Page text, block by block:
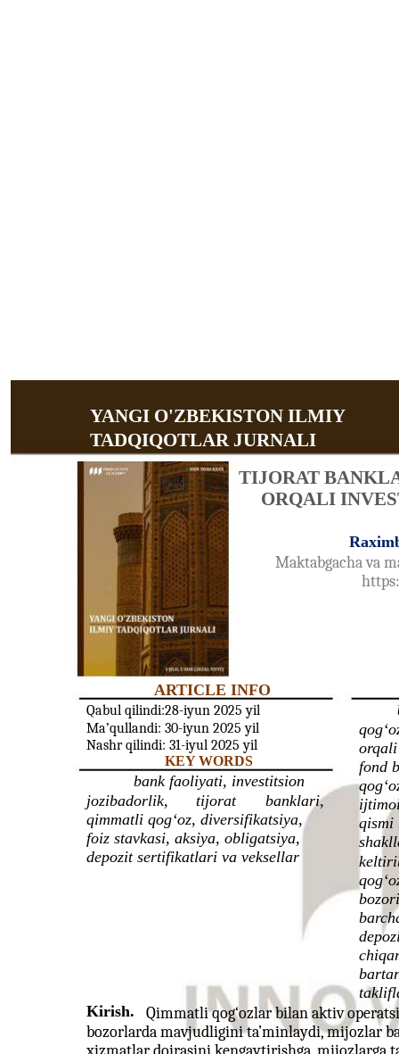
YANGI O'ZBEKISTON ILMIY
TADQIQOTLAR JURNALI
TIJORAT
ORQALI
Maktabgacha va
ARTICLE INFO
Qabul qilindi:28-iyun 2025 yil
Ma’qullandi: 30-iyun 2025 yil
Nashr qilindi: 31-iyul 2025 yil
fond
qismi
KEY WORDS
bank faoliyati, investitsion
jozibadorlik,
tijorat
banklari,
qimmatli qog‘oz, diversifikatsiya,
foiz stavkasi, aksiya, obligatsiya,
depozit sertifikatlari va veksellar
Kirish.
Qimmatli qog‘ozlar bilan aktiv
bozorlarda mavjudligini ta’minlaydi, mijozlar